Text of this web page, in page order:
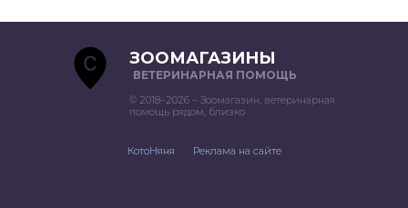
ЗООМАГАЗИНЫ
ВЕТЕРИНАРНАЯ ПОМОЩЬ
© 2018–2026 – Зоомагазин, ветеринарная
помощь рядом, близко
КотоНяня Реклама на сайте